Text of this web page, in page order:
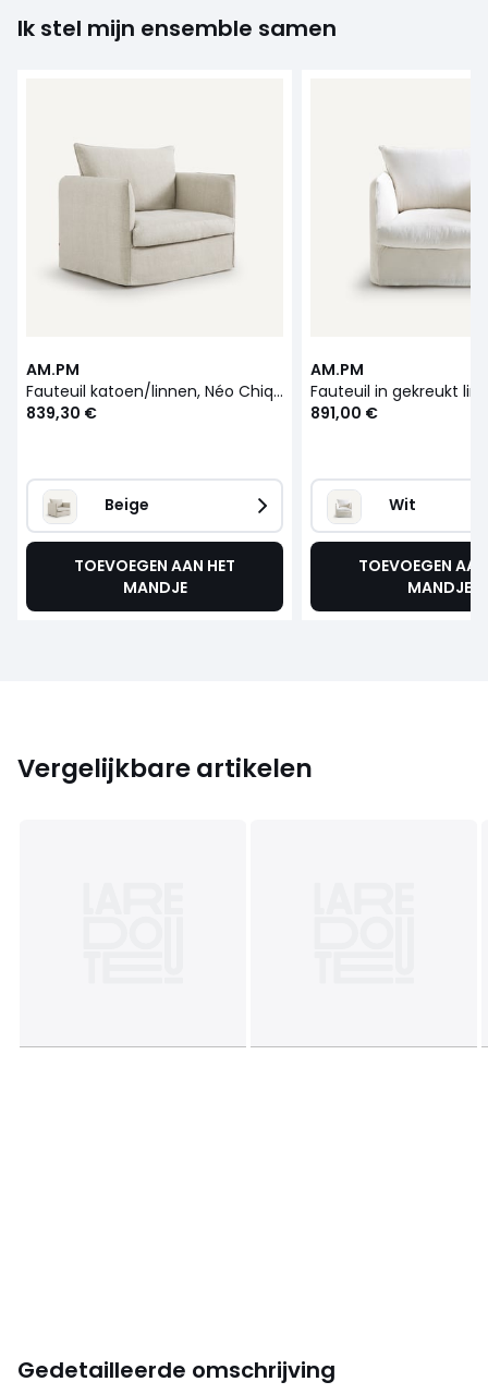
Ik stel mijn ensemble samen
AM.PM
Fauteuil katoen/linnen, Néo Chiquito
839,30 €
Beige
TOEVOEGEN AAN HET
MANDJE
AM.PM
891,00 €
Wit
TOEVOEGEN
MANDJE
Vergelijkbare artikelen
Gedetailleerde omschrijving